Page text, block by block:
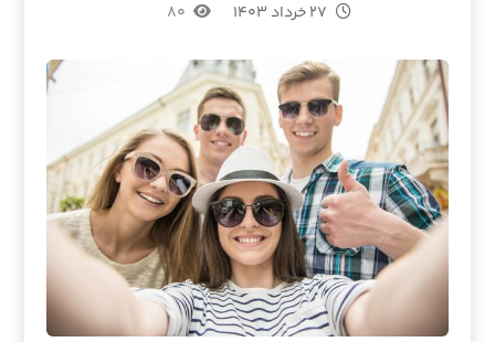
۲۷ خرداد ۱۴۰۳ ۸۰